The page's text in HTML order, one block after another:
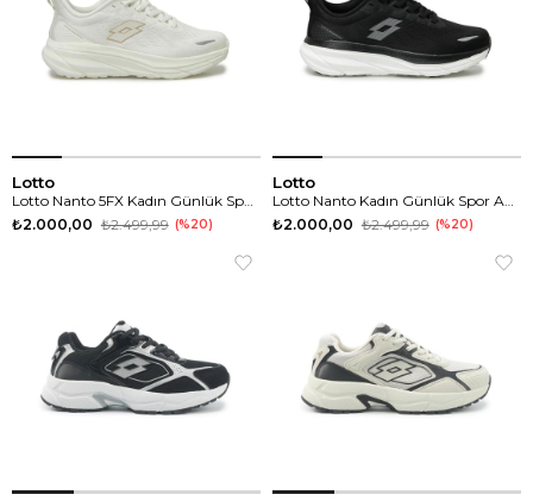
Lotto
Lotto Nanto 5FX Kadın Günlük Spor Ayakkabı
₺2.000,00 ₺2.499,99 %20
Lotto
Lotto Nanto Kadın Günlük Spor Ayakkabı
₺2.000,00 ₺2.499,99 %20